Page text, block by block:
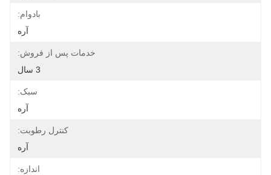
بادوام:
آره
خدمات پس از فروش:
سبک:
آره
کنترل رطوبت:
آره
اندازه: